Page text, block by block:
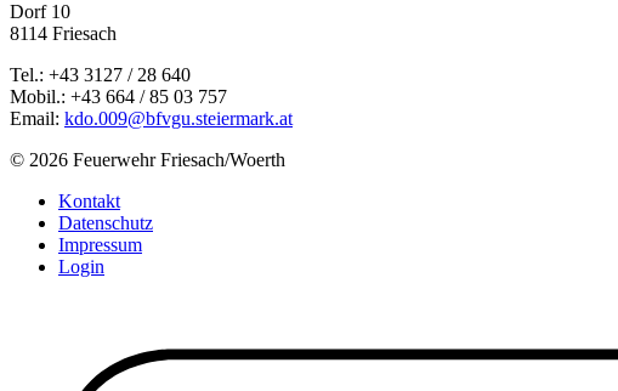
Dorf 10
8114 Friesach
Tel.: +43 3127 / 28 640
Mobil.: +43 664 / 85 03 757
Email: kdo.009@bfvgu.steiermark.at
© 2026 Feuerwehr Friesach/Woerth
Kontakt
Datenschutz
Impressum
Login